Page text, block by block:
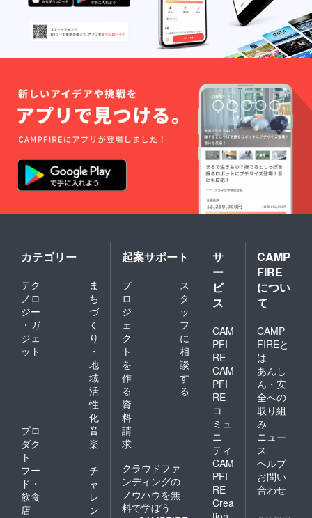
カテゴリー
テク
ノロ
ジー
・ガ
ジェ
ット
ま
ち
づ
く
り
・
地
域
活
性
化
プロ
ダク
ト
音
楽
フー
ド・
飲食
店
チ
ャ
レ
ン
起案サポート
プ
ロ
ジ
ェ
ク
ト
を
作
る
ス
タ
ッ
フ
に
相
談
す
る
資
料
請
求
クラウドファ
ンディングの
ノウハウを無
料で学ぼう
サ
ー
ビ
ス
CAM
PFI
RE
CAM
PFI
RE
コ
ミュ
ニ
ティ
CAM
PFI
RE
Crea
CAMP
FIRE
につい
て
CAMP
FIREと
は
あんし
ん・安
全への
取り組
み
ニュー
ス
ヘルプ
お問い
合わせ